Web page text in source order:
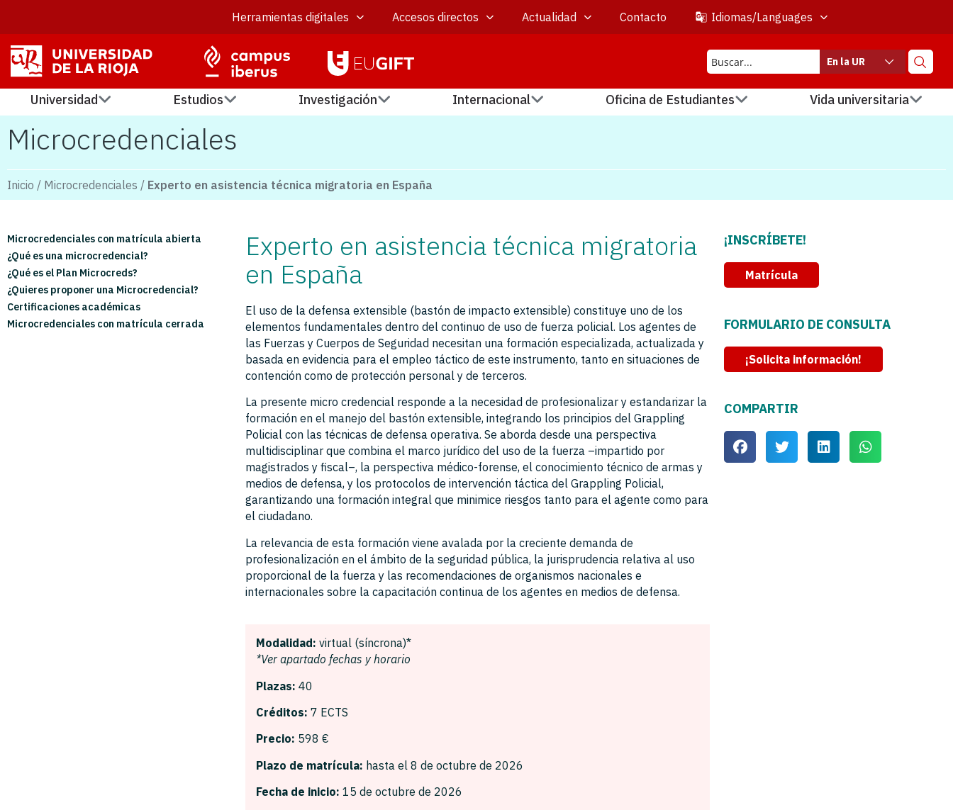
Herramientas digitales Accesos directos Actualidad Contacto Idiomas/Languages
En la UR
Universidad Estudios Investigación Internacional Oficina de Estudiantes Vida universitaria
Microcredenciales
Inicio / Microcredenciales / Experto en asistencia técnica migratoria en España
Microcredenciales con matrícula abierta
¿Qué es una microcredencial?
¿Qué es el Plan Microcreds?
¿Quieres proponer una Microcredencial?
Certificaciones académicas
Microcredenciales con matrícula cerrada
Experto en asistencia técnica migratoria
en España
El uso de la defensa extensible (bastón de impacto extensible) constituye uno de los
elementos fundamentales dentro del continuo de uso de fuerza policial. Los agentes de
las Fuerzas y Cuerpos de Seguridad necesitan una formación especializada, actualizada y
basada en evidencia para el empleo táctico de este instrumento, tanto en situaciones de
contención como de protección personal y de terceros.
La presente micro credencial responde a la necesidad de profesionalizar y estandarizar la
formación en el manejo del bastón extensible, integrando los principios del Grappling
Policial con las técnicas de defensa operativa. Se aborda desde una perspectiva
multidisciplinar que combina el marco jurídico del uso de la fuerza –impartido por
magistrados y fiscal–, la perspectiva médico-forense, el conocimiento técnico de armas y
medios de defensa, y los protocolos de intervención táctica del Grappling Policial,
garantizando una formación integral que minimice riesgos tanto para el agente como para
el ciudadano.
La relevancia de esta formación viene avalada por la creciente demanda de
profesionalización en el ámbito de la seguridad pública, la jurisprudencia relativa al uso
proporcional de la fuerza y las recomendaciones de organismos nacionales e
internacionales sobre la capacitación continua de los agentes en medios de defensa.
Modalidad: virtual (síncrona)*
*Ver apartado fechas y horario
Plazas: 40
Créditos: 7 ECTS
Precio: 598 €
Plazo de matrícula: hasta el 8 de octubre de 2026
Fecha de inicio: 15 de octubre de 2026
¡INSCRÍBETE!
Matrícula
FORMULARIO DE CONSULTA
¡Solicita información!
COMPARTIR